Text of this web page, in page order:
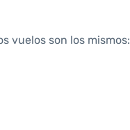
vuelos son los mismos: